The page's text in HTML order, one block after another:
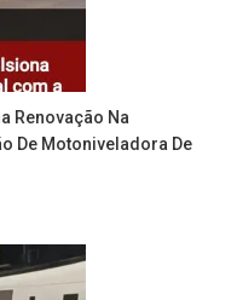
Renovação Na
De Motoniveladora De